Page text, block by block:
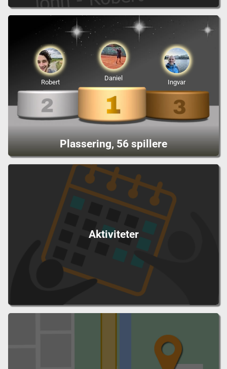
Plassering, 56 spillere
Daniel
Robert Ingvar
Aktiviteter